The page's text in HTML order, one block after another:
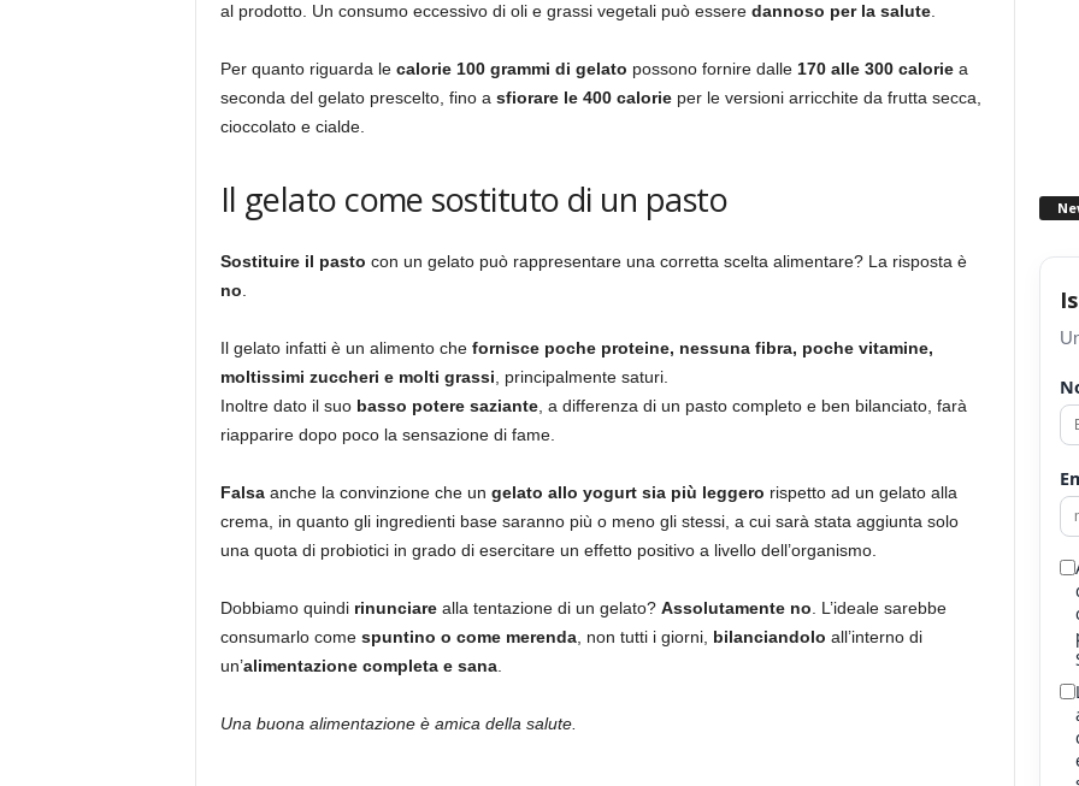
al prodotto. Un consumo eccessivo di oli e grassi vegetali può essere dannoso per la salute.
Per quanto riguarda le calorie 100 grammi di gelato possono fornire dalle 170 alle 300 caloriea
seconda del gelato prescelto, fino a sfiorare le 400 calorieper le versioni arricchite da frutta secca,
cioccolato e cialde.
Il gelato come sostituto di un pasto
Sostituire il pasto con un gelato può rappresentare una corretta scelta alimentare? La risposta è
no
Il gelato infatti è un alimento che fornisce poche proteine, nessuna fibra, poche vitamine,
moltissimi zuccheri e molti grassi , principalmente saturi.
Inoltre dato il suo basso potere saziante, a differenza di un pasto completo e ben bilanciato, farà
riapparire dopo poco la sensazione di fame.
Falsaanche la convinzione che un gelato allo yogurt sia più leggero rispetto ad un gelato alla
crema, in quanto gli ingredienti base saranno più o meno gli stessi, a cui sarà stata aggiunta solo
una quota di probiotici in grado di esercitare un effetto positivo a livello dell’organismo.
Dobbiamo quindi rinunciarealla tentazione di un gelato? Assolutamente no . L’ideale sarebbe
consumarlo come spuntino o come merenda, non tutti i giorni, bilanciandolo all’interno di
un’alimentazione completa e sana.
Una buona alimentazione è amica della salute.